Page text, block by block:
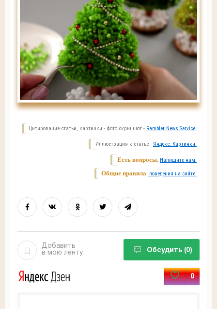
Цитирование статьи, картинки - фото скриншот - Rambler News Service.
Иллюстрация к статье - Яндекс. Картинки.
Есть вопросы. Напишите нам.
Общие правила поведения на сайте.
Добавить
в мою ленту
Обсудить (0)
0